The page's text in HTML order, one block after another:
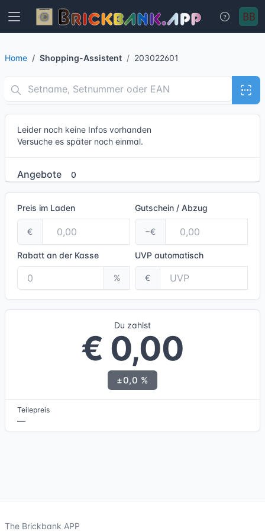
Home Shopping-Assistent 203022601
Leider noch keine Infos vorhanden
Versuche es später noch einmal.
Angebote 0
Preis im Laden
€
Gutschein / Abzug
−€
Rabatt an der Kasse
%
UVP automatisch
€
Du zahlst
€ 0,00
±0,0 %
Teilepreis
—
The Brickbank APP